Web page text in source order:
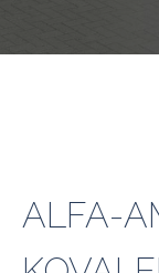
ALFA-